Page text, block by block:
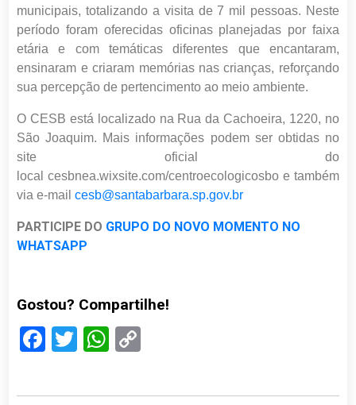
municipais, totalizando a visita de 7 mil pessoas. Neste
período foram oferecidas oficinas planejadas por faixa
etária e com temáticas diferentes que encantaram,
ensinaram e criaram memórias nas crianças, reforçando
sua percepção de pertencimento ao meio ambiente.
O CESB está localizado na Rua da Cachoeira, 1220, no
São Joaquim. Mais informações podem ser obtidas no
site oficial do
localcesbnea.wixsite.com/centroecologicosbo e também
via e-mailcesb@santabarbara.sp.gov.br
PARTICIPE DO GRUPO DO NOVO MOMENTO NO
WHATSAPP
Gostou? Compartilhe!
Facebook
TwitterWhatsApp